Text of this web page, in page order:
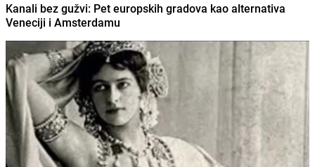
Kanali bez gužvi: Pet europskih gradova kao alternativa
Veneciji i Amsterdamu